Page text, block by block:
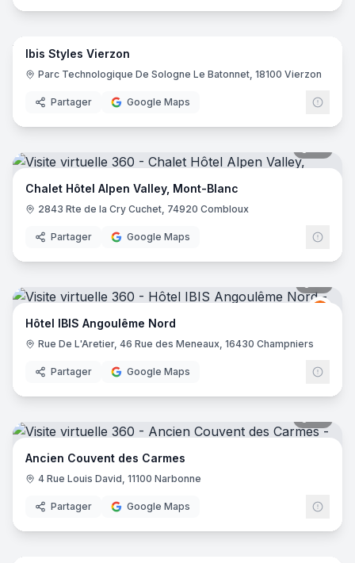
8
Ibis Styles Vierzon
Parc Technologique De Sologne Le Batonnet, 18100 Vierzon
Partager Google Maps
Chalet Hôtel Alpen Valley, Mont-Blanc
2843 Rte de la Cry Cuchet, 74920 Combloux
Partager Google Maps
Ibis
Hôtel IBIS Angoulême Nord
Rue De L'Aretier, 46 Rue des Meneaux, 16430 Champniers
Partager Google Maps
Ancien Couvent des Carmes
4 Rue Louis David, 11100 Narbonne
Partager Google Maps
25